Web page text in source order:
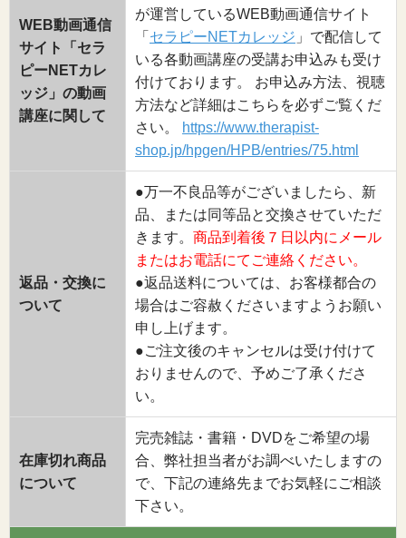
WEB動画通信
サイト「セラ
ピーNETカレ
ッジ」の動画
講座に関して
が運営しているWEB動画通信サイト
「 セラピーNETカレッジ 」で配信して
いる各動画講座の受講お申込みも受け
付けております。 お申込み方法、視聴
方法など詳細はこちらを必ずご覧くだ
さい。
https://www.therapist-
shop.jp/hpgen/HPB/entries/75.html
返品・交換に
ついて
●万一不良品等がございましたら、新
品、または同等品と交換させていただ
きます。 商品到着後７日以内にメール
またはお電話にてご連絡ください。
●返品送料については、お客様都合の
場合はご容赦くださいますようお願い
申し上げます。
●ご注文後のキャンセルは受け付けて
おりませんので、予めご了承くださ
い。
在庫切れ商品
について
完売雑誌・書籍・DVDをご希望の場
合、弊社担当者がお調べいたしますの
で、下記の連絡先までお気軽にご相談
下さい。